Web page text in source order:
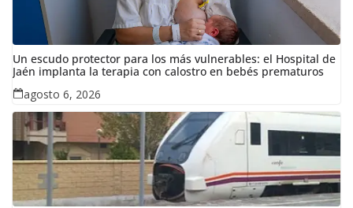
Un escudo protector para los más vulnerables: el Hospital de
Jaén implanta la terapia con calostro en bebés prematuros
agosto 6, 2026